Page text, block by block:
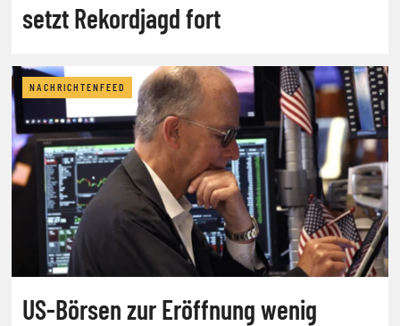
setzt Rekordjagd fort
NACHRICHTENFEED
US-Börsen zur Eröffnung wenig